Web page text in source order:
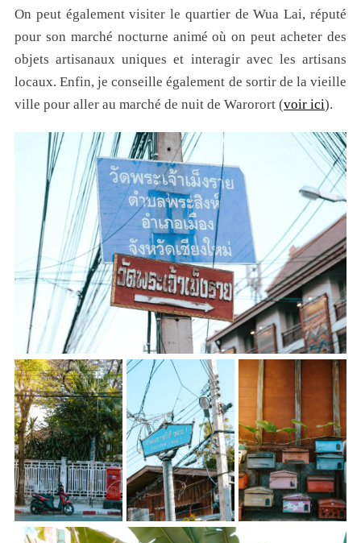
On peut également visiter le quartier de Wua Lai, réputé
pour son marché nocturne animé où on peut acheter des
objets artisanaux uniques et interagir avec les artisans
locaux. Enfin, je conseille également de sortir de la vieille
ville pour aller au marché de nuit de Warorort (voir ici).